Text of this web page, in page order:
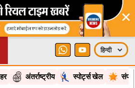
×
अंतर्राष्ट्रीय स्पोर्ट्स खेल